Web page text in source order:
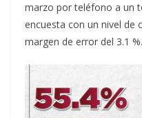
marzo por teléfono a un
encuesta con un nivel de
margen de error del 3.1 %.